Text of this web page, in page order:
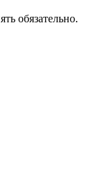
обязательно.